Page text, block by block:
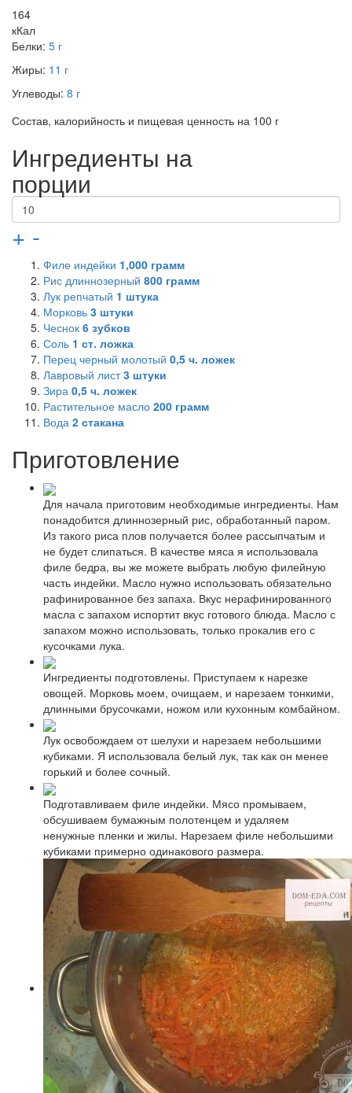
164
кКал
Белки: 5 г
Жиры: 11 г
Углеводы: 8 г
Состав, калорийность и пищевая ценность на 100 г
Ингредиенты на
порции
+ -
Филе индейки 1,000 грамм
Рис длиннозерный 800 грамм
Лук репчатый 1 штука
Морковь 3 штуки
Чеснок 6 зубков
Соль 1 ст. ложка
Перец черный молотый 0,5 ч. ложек
Лавровый лист3 штуки
Зира 0,5 ч. ложек
Растительное масло 200 грамм
Вода 2 стакана
Приготовление
Для начала приготовим необходимые ингредиенты. Нам
понадобится длиннозерный рис, обработанный паром.
Из такого риса плов получается более рассыпчатым и
не будет слипаться. В качестве мяса я использовала
филе бедра, вы же можете выбрать любую филейную
часть индейки. Масло нужно использовать обязательно
рафинированное без запаха. Вкус нерафинированного
масла с запахом испортит вкус готового блюда. Масло с
запахом можно использовать, только прокалив его с
кусочками лука.
Ингредиенты подготовлены. Приступаем к нарезке
овощей. Морковь моем, очищаем, и нарезаем тонкими,
длинными брусочками, ножом или кухонным комбайном.
Лук освобождаем от шелухи и нарезаем небольшими
кубиками. Я использовала белый лук, так как он менее
горький и более сочный.
Подготавливаем филе индейки. Мясо промываем,
обсушиваем бумажным полотенцем и удаляем
ненужные пленки и жилы. Нарезаем филе небольшими
кубиками примерно одинакового размера.